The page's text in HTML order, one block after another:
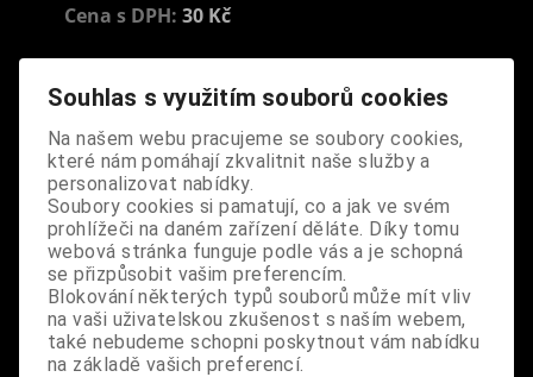
Cena s DPH: 30 Kč
Dodání dny:
skladem
Koupit
Tabulky velikostí: zde
Výrobce: import EU
Katalogové číslo:DOSTPRIBPUS1826
Záruka (měsíců): 24
Dotaz na výrobek
Tisk
materiál: kov
Souhlas s využitím souborů cookies
Na našem webu pracujeme se soubory cookies,
které nám pomáhají zkvalitnit naše služby a
personalizovat nabídky.
Soubory cookies si pamatují, co a jak ve svém
prohlížeči na daném zařízení děláte. Díky tomu
webová stránka funguje podle vás a je schopná
se přizpůsobit vašim preferencím.
Blokování některých typů souborů může mít vliv
na vaši uživatelskou zkušenost s naším webem,
také nebudeme schopni poskytnout vám nabídku
na základě vašich preferencí.